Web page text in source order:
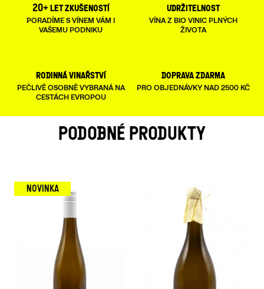
20+ let zkušeností
PORADÍME S VÍNEM VÁM I
VAŠEMU PODNIKU
udržitelnost
VÍNA Z BIO VINIC PLNÝCH
ŽIVOTA
rodinná vinařství
PEČLIVĚ OSOBNĚ VYBRANÁ NA
CESTÁCH EVROPOU
doprava zdarma
PRO OBJEDNÁVKY NAD 2500 KČ
PODOBNÉ PRODUKTY
NOVINKA